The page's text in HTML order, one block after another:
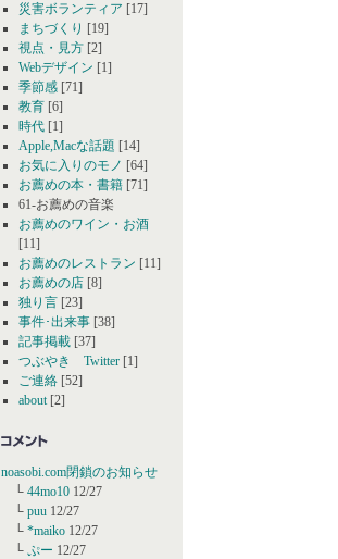
災害ボランティア [17]
まちづくり [19]
視点・見方 [2]
Webデザイン [1]
季節感 [71]
教育 [6]
時代 [1]
Apple,Macな話題 [14]
お気に入りのモノ [64]
お薦めの本・書籍 [71]
61-お薦めの音楽
お薦めのワイン・お酒
[11]
お薦めのレストラン [11]
お薦めの店 [8]
独り言 [23]
事件･出来事 [38]
記事掲載 [37]
つぶやき Twitter [1]
ご連絡 [52]
about[2]
noasobi.com閉鎖のお知らせ
└ 44mo10 12/27
└ puu 12/27
└ *maiko 12/27
└ ぷー 12/27